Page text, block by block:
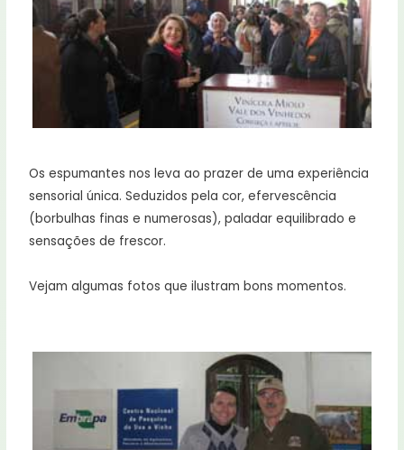
Os espumantes nos leva ao prazer de uma experiência
sensorial única. Seduzidos pela cor, efervescência
(borbulhas finas e numerosas), paladar equilibrado e
sensações de frescor.
Vejam algumas fotos que ilustram bons momentos.